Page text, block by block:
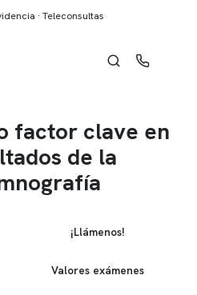
· Teleconsultas
factor clave en
de la
¡Llámenos!
Valores exámenes